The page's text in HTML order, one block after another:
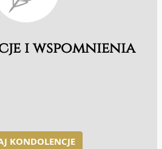
i wspomnienia
KONDOLENCJE